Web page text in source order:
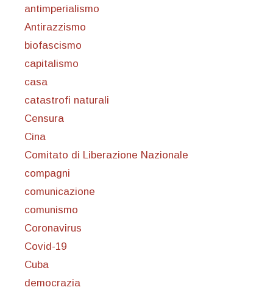
antimperialismo
Antirazzismo
biofascismo
capitalismo
casa
catastrofi naturali
Censura
Cina
Comitato di Liberazione Nazionale
compagni
comunicazione
comunismo
Coronavirus
Covid-19
Cuba
democrazia